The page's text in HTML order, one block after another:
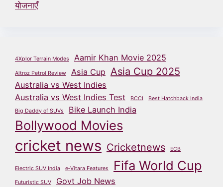
योजनाएँ
4Xplor Terrain Modes Aamir Khan Movie 2025
Altroz Petrol Review Asia Cup Asia Cup 2025
Australia vs West Indies
Australia vs West Indies Test
BCCI
Best Hatchback India
Big Daddy of SUVs
Bike Launch India
Bollywood Movies
cricket news Cricketnews ECB
Electric SUV India e‑Vitara Features Fifa World Cup
Futuristic SUV
Govt Job News